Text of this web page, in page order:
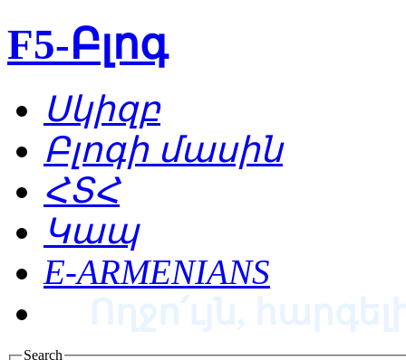
F5-Բլոգ
Սկիզբ
Բլոգի մասին
ՀՏՀ
Կապ
E-ARMENIANS
Search